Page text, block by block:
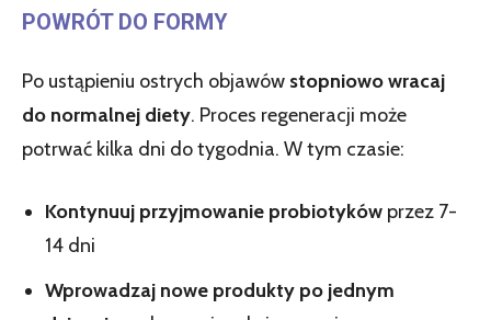
POWRÓT DO FORMY
Po ustąpieniu ostrych objawów stopniowo wracaj
do normalnej diety. Proces regeneracji może
potrwać kilka dni do tygodnia. W tym czasie:
Kontynuuj przyjmowanie probiotyków przez 7-
14 dni
Wprowadzaj nowe produkty po jednym